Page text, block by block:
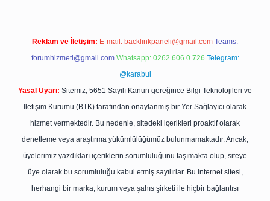
Reklam ve İletişim: E-mail: backlinkpaneli@gmail.com Teams:
forumhizmeti@gmail.com Whatsapp: 0262 606 0 726 Telegram:
@karabul
Yasal Uyarı: Sitemiz, 5651 Sayılı Kanun gereğince Bilgi Teknolojileri ve
İletişim Kurumu (BTK) tarafından onaylanmış bir Yer Sağlayıcı olarak
hizmet vermektedir. Bu nedenle, sitedeki içerikleri proaktif olarak
denetleme veya araştırma yükümlülüğümüz bulunmamaktadır. Ancak,
üyelerimiz yazdıkları içeriklerin sorumluluğunu taşımakta olup, siteye
üye olarak bu sorumluluğu kabul etmiş sayılırlar. Bu internet sitesi,
herhangi bir marka, kurum veya şahıs şirketi ile hiçbir bağlantısı